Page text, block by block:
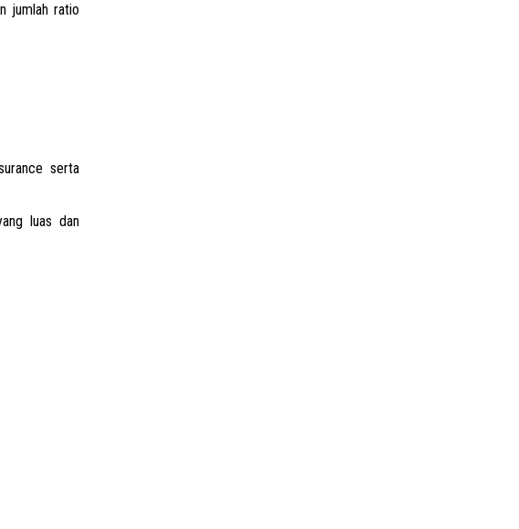
jumlah ratio
serta
luas dan